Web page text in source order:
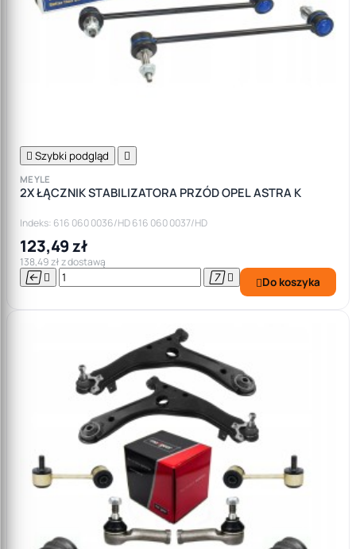
 Szybki podgląd 
MEYLE
2X ŁĄCZNIK STABILIZATORA PRZÓD OPEL ASTRA K
Indeks: 616 060 0036/HD 616 060 0037/HD
123,49 zł
138,49 zł z dostawą
    Do koszyka